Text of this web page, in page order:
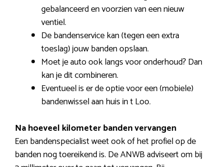
gebalanceerd en voorzien van een nieuw
ventiel.
De bandenservice kan (tegen een extra
toeslag) jouw banden opslaan.
Moet je auto ook langs voor onderhoud? Dan
kan je dit combineren.
Eventueel is er de optie voor een (mobiele)
bandenwissel aan huis in t Loo.
Na hoeveel kilometer banden vervangen
Een bandenspecialist weet ook of het profiel op de
banden nog toereikend is. De ANWB adviseert om bij